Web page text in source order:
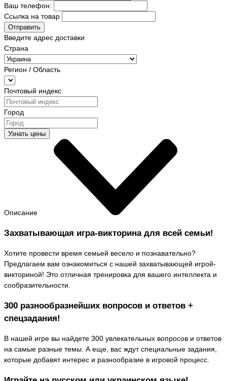
Ваш телефон:
Ссылка на товар
Отправить
Введите адрес доставки
Страна
Регион / Область
Почтовый индекс
Город
Узнать цены
Описание
Захватывающая игра-викторина для всей семьи!
Хотите провести время семьей весело и познавательно?
Предлагаем вам ознакомиться с нашей захватывающей игрой-
викториной! Это отличная тренировка для вашего интеллекта и
сообразительности.
300 разнообразнейших вопросов и ответов +
спецзадания!
В нашей игре вы найдете 300 увлекательных вопросов и ответов
на самые разные темы. А еще, вас ждут специальные задания,
которые добавят интерес и разнообразие в игровой процесс.